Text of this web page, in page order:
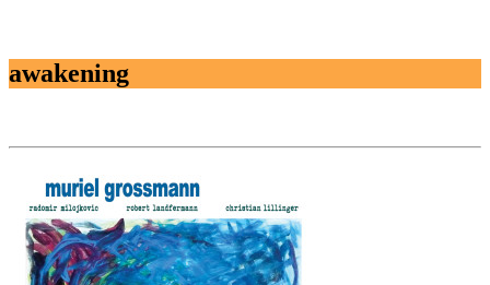
awakening